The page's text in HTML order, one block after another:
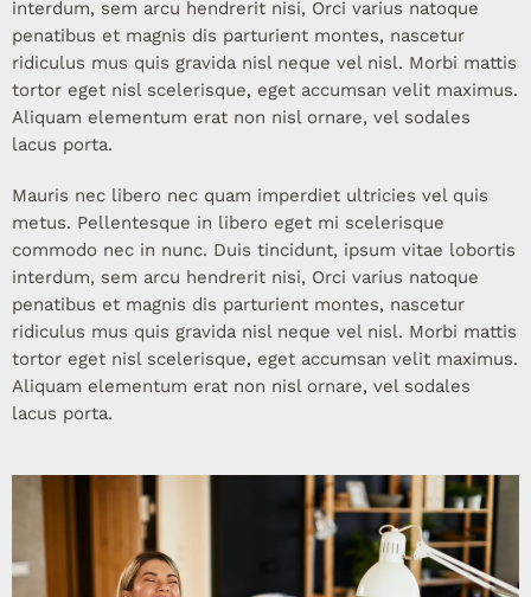
interdum, sem arcu hendrerit nisi, Orci varius natoque
penatibus et magnis dis parturient montes, nascetur
ridiculus mus quis gravida nisl neque vel nisl. Morbi mattis
tortor eget nisl scelerisque, eget accumsan velit maximus.
Aliquam elementum erat non nisl ornare, vel sodales
lacus porta.
Mauris nec libero nec quam imperdiet ultricies vel quis
metus. Pellentesque in libero eget mi scelerisque
commodo nec in nunc. Duis tincidunt, ipsum vitae lobortis
interdum, sem arcu hendrerit nisi, Orci varius natoque
penatibus et magnis dis parturient montes, nascetur
ridiculus mus quis gravida nisl neque vel nisl. Morbi mattis
tortor eget nisl scelerisque, eget accumsan velit maximus.
Aliquam elementum erat non nisl ornare, vel sodales
lacus porta.